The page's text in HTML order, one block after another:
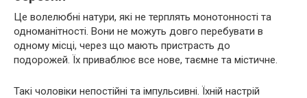
Це волелюбні натури, які не терплять монотонності та
одноманітності. Вони не можуть довго перебувати в
одному місці, через що мають пристрасть до
подорожей. Їх приваблює все нове, таємне та містичне.
Такі чоловіки непостійні та імпульсивні. Їхній настрій